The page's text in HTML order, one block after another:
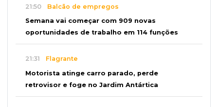
21:50 Balcão de empregos
Semana vai começar com 909 novas
oportunidades de trabalho em 114 funções
21:31 Flagrante
Motorista atinge carro parado, perde
retrovisor e foge no Jardim Antártica